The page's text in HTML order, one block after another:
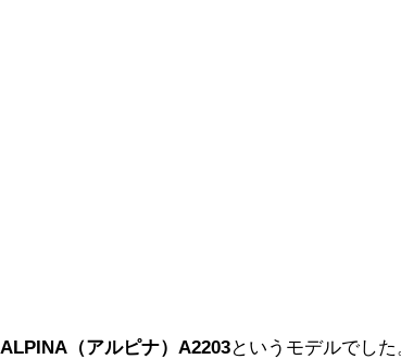
ALPINA（アルピナ）A2203というモデルでした